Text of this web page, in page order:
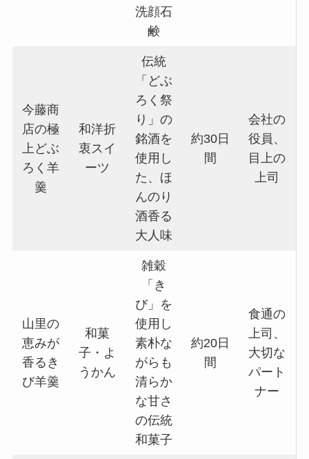
洗顔石
鹸
今藤商
店の極
上どぶ
ろく羊
羹
和洋折
衷スイ
ーツ
伝統
「どぶ
ろく祭
り」の
銘酒を
使用し
た、ほ
んのり
酒香る
大人味
約30日
間
会社の
役員、
目上の
上司
山里の
恵みが
香るき
び羊羹
和菓
子・よ
うかん
雑穀
「き
び」を
使用し
素朴な
がらも
清らか
な甘さ
の伝統
和菓子
約20日
間
食通の
上司、
大切な
パート
ナー